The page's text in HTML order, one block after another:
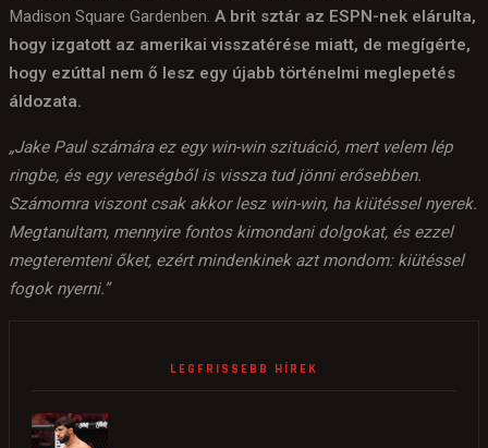
Madison Square Gardenben. A brit sztár az ESPN-nek elárulta,
hogy izgatott az amerikai visszatérése miatt, de megígérte,
hogy ezúttal nem ő lesz egy újabb történelmi meglepetés
áldozata.
„Jake Paul számára ez egy win-win szituáció, mert velem lép
ringbe, és egy vereségből is vissza tud jönni erősebben.
Számomra viszont csak akkor lesz win-win, ha kiütéssel nyerek.
Megtanultam, mennyire fontos kimondani dolgokat, és ezzel
megteremteni őket, ezért mindenkinek azt mondom: kiütéssel
fogok nyerni.”
LEGFRISSEBB HÍREK